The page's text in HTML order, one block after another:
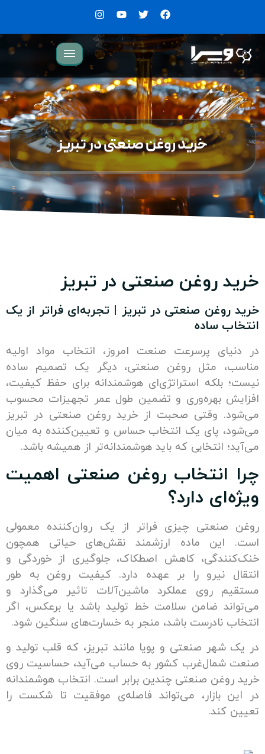
خرید روغن صنعتی در تبریز
روغن صنعتی در تبریز
صنعتی در تبریز | تجربه‌ای فراتر از یک
ساده
پرسرعت صنعت امروز، انتخاب مواد اولیه
مثل روغن صنعتی، دیگر یک تصمیم ساده
استراتژی‌ای هوشمندانه برای حفظ کیفیت،
بهره‌وری و تضمین طول عمر تجهیزات محسوب
وقتی صحبت از خرید روغن صنعتی در تبریز
پای یک انتخاب حساس و تعیین‌کننده به میان
انتخابی که باید هوشمندانه‌تر از همیشه باشد.
انتخاب روغن صنعتی اهمیت
دارد؟
چیزی فراتر از یک روان‌کننده معمولی
ماده ارزشمند نقش‌های حیاتی همچون
کاهش اصطکاک، جلوگیری از خوردگی و
نیرو را بر عهده دارد. کیفیت روغن به طور
روی عملکرد ماشین‌آلات تاثیر می‌گذارد و
ضامن سلامت خط تولید باشد یا برعکس، اگر
نادرست باشد، منجر به خسارت‌های سنگین شود.
صنعتی و پویا مانند تبریز، که قلب تولید و
کشور به حساب می‌آید، حساسیت روی
صنعتی چندین برابر است. انتخاب هوشمندانه
بازار، می‌تواند فاصله‌ی موفقیت تا شکست را